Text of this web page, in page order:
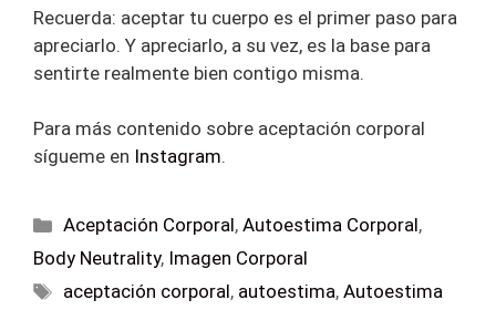
Recuerda: aceptar tu cuerpo es el primer paso para
apreciarlo. Y apreciarlo, a su vez, es la base para
sentirte realmente bien contigo misma.
Para más contenido sobre aceptación corporal
sígueme en Instagram.
Aceptación Corporal,Autoestima Corporal,
Body Neutrality, Imagen Corporal
aceptación corporal, autoestima,Autoestima